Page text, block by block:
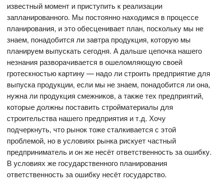
известный момент и приступить к реализации
запланированного. Мы постоянно находимся в процессе
планирования, и это обесценивает план, поскольку мы не
знаем, понадобится ли завтра продукция, которую мы
планируем выпускать сегодня. А дальше цепочка нашего
незнания разворачивается в ошеломляющую своей
гротескностью картину — надо ли строить предприятие для
выпуска продукции, если мы не знаем, понадобится ли она,
нужна ли продукция смежников, а также тех предприятий,
которые должны поставить стройматериалы для
строительства нашего предприятия и т.д. Хочу
подчеркнуть, что рынок тоже сталкивается с этой
проблемой, но в условиях рынка рискует частный
предприниматель и он же несёт ответственность за ошибку.
В условиях же государственного планирования
ответственность за ошибку несёт государство.